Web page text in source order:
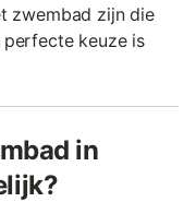
zwembad zijn die
keuze is
in